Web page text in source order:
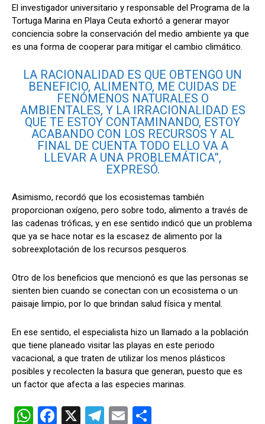
p
k
El investigador universitario y responsable del Programa de la
Tortuga Marina en Playa Ceuta exhortó a generar mayor
conciencia sobre la conservación del medio ambiente ya que
es una forma de cooperar para mitigar el cambio climático.
LA RACIONALIDAD ES QUE OBTENGO UN
BENEFICIO, ALIMENTO, ME CUIDAS DE
FENÓMENOS NATURALES O
AMBIENTALES, Y LA IRRACIONALIDAD ES
QUE TE ESTOY CONTAMINANDO, ESTOY
ACABANDO CON LOS RECURSOS Y AL
FINAL DE CUENTA TODO ELLO VA A
LLEVAR A UNA PROBLEMÁTICA”,
EXPRESÓ.
Asimismo, recordó que los ecosistemas también
proporcionan oxígeno, pero sobre todo, alimento a través de
las cadenas tróficas, y en ese sentido indicó que un problema
que ya se hace notar es la escasez de alimento por la
sobreexplotación de los recursos pesqueros.
Otro de los beneficios que mencionó es que las personas se
sienten bien cuando se conectan con un ecosistema o un
paisaje limpio, por lo que brindan salud física y mental.
En ese sentido, el especialista hizo un llamado a la población
que tiene planeado visitar las playas en este periodo
vacacional, a que traten de utilizar los menos plásticos
posibles y recolecten la basura que generan, puesto que es
un factor que afecta a las especies marinas.
W F
X
T
E